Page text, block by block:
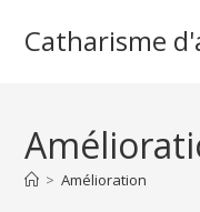
Catharisme
> Amélioration